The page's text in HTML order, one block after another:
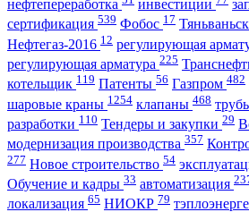
нефтепереработка инвестиции
сертификация 539 Фобос 17
Нефтегаз-2016 12 регулирующая
регулирующая арматура 225
котельщик 119 Патенты 56 Газпром 482
шаровые краны 1254 клапаны 468
разработки 110 Тендеры и закупки 29
модернизация производства 357
277 Новое строительство 54
Обучение и кадры 33 автоматизация
локализация 65 НИОКР 79